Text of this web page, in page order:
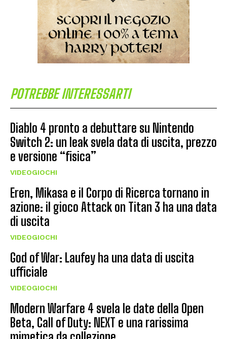
POTREBBE INTERESSARTI
Diablo 4 pronto a debuttare su Nintendo
Switch 2: un leak svela data di uscita, prezzo
e versione “fisica”
VIDEOGIOCHI
Eren, Mikasa e il Corpo di Ricerca tornano in
azione: il gioco Attack on Titan 3 ha una data
di uscita
VIDEOGIOCHI
God of War: Laufey ha una data di uscita
ufficiale
VIDEOGIOCHI
Modern Warfare 4 svela le date della Open
Beta, Call of Duty: NEXT e una rarissima